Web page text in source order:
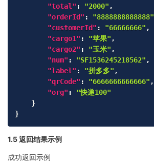
"total" : "2000" ,
"orderId" : "8888888888888"
"customerId" : "66666666" ,
"cargo1" : "苹果" ,
"cargo2" : "玉米" ,
"num" : "SF1536245218562" ,
"label" : "拼多多" ,
"qrCode" : "6666666666666" ,
"org" :
"快递100"
}
}
1.5 返回结果示例
成功返回示例